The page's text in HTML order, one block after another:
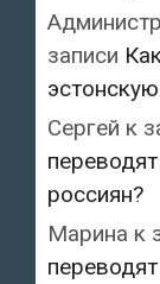
записи
Сергей к
россиян?
Марина к